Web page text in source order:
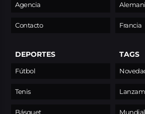
Agencia
Contacto Francia
DEPORTES
Fútbol
Tenis
Básquet
TAGS